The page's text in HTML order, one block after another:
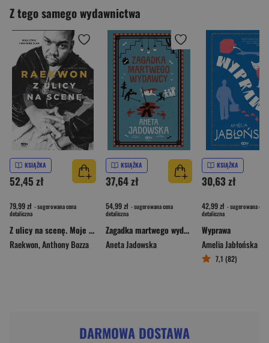
Z tego samego wydawnictwa
KSIĄŻKA
52,45 zł
79,99 zł - sugerowana cena
detaliczna
Z ulicy na scenę. Moje życie i Wu-Tang Clan
Raekwon,Anthony Bozza
KSIĄŻKA
37,64 zł
54,99 zł - sugerowana cena
detaliczna
Zagadka martwego wydawcy. Gracje z Ustki
Aneta Jadowska
KSIĄŻKA
30,63 zł
42,99 zł - sugerowana cena
detaliczna
Wyprawa
Amelia Jabłońska
7,1 (82)
DARMOWA DOSTAWA